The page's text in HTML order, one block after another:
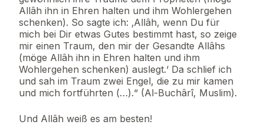
Allâh ihn in Ehren halten und ihm Wohlergehen
schenken). So sagte ich: ‚Allâh, wenn Du für
mich bei Dir etwas Gutes bestimmt hast, so zeige
mir einen Traum, den mir der Gesandte Allâhs
(möge Allâh ihn in Ehren halten und ihm
Wohlergehen schenken) auslegt.‘ Da schlief ich
und sah im Traum zwei Engel, die zu mir kamen
und mich fortführten (…).“ (Al-Buchârî, Muslim).
Und Allâh weiß es am besten!